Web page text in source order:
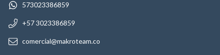
573023386859
+57 3023386859
comercial@makroteam.co